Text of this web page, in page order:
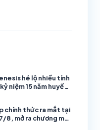
hé lộ nhiều tính
niệm 15 năm huyền
chính thức ra mắt tại
8, mở ra chương mới